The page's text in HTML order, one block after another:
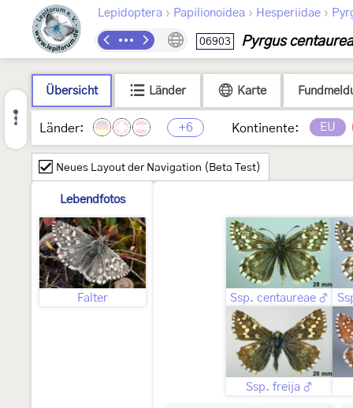
Lepidoptera › Papilionoidea › Hesperiidae ›
06903 Pyrgus
Übersicht Länder Karte
Länder: +6 Kontinente: EU
Neues Layout der Navigation (Beta Test)
Lebendfotos
Falter Ssp. centaureae ♂
Ssp. freija ♂